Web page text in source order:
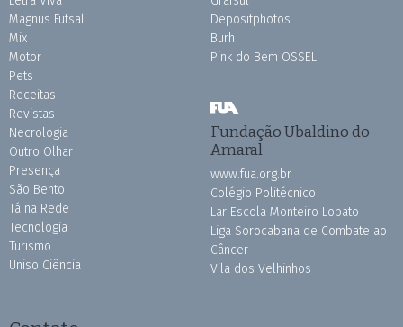
Magnus Futsal
Mix
Motor
Pets
Receitas
Revistas
Necrologia
Outro Olhar
Presença
São Bento
Tá na Rede
Tecnologia
Turismo
Uniso Ciência
Depositphotos
Burh
Pink do Bem OSSEL
Fundação Ubaldino do
Amaral
www.fua.org.br
Colégio Politécnico
Lar Escola Monteiro Lobato
Liga Sorocabana de Combate ao
Câncer
Vila dos Velhinhos